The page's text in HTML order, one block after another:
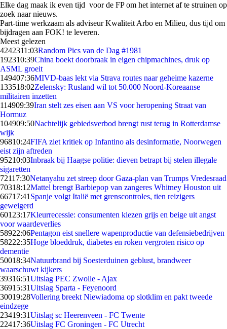
Elke dag maak ik even tijd voor de FP om het internet af te struinen op
zoek naar nieuws.
Part-time werkzaam als adviseur Kwaliteit Arbo en Milieu, dus tijd om
bijdragen aan FOK! te leveren.
Meest gelezen
4242311:03Random Pics van de Dag #1981
192310:39China boekt doorbraak in eigen chipmachines, druk op
ASML groeit
149407:36MIVD-baas lekt via Strava routes naar geheime kazerne
133518:02Zelensky: Rusland wil tot 50.000 Noord-Koreaanse
militairen inzetten
114909:39Iran stelt zes eisen aan VS voor heropening Straat van
Hormuz
104909:50Nachtelijk gebiedsverbod brengt rust terug in Rotterdamse
wijk
96810:24FIFA ziet kritiek op Infantino als desinformatie, Noorwegen
eist zijn aftreden
95210:03Inbraak bij Haagse politie: dieven betrapt bij stelen illegale
sigaretten
72117:30Netanyahu zet streep door Gaza-plan van Trumps Vredesraad
70318:12Mattel brengt Barbiepop van zangeres Whitney Houston uit
66717:41 Spanje volgt Italië met grenscontroles, tien reizigers
geweigerd
601 23:17Kleurrecessie: consumenten kiezen grijs en beige uit angst
voor waardeverlies
58922:06Pentagon eist snellere wapenproductie van defensiebedrijven
58222:35Hoge bloeddruk, diabetes en roken vergroten risico op
dementie
50018:34Natuurbrand bij Soesterduinen geblust, brandweer
waarschuwt kijkers
39316:51Uitslag PEC Zwolle - Ajax
36915:31Uitslag Sparta - Feyenoord
30019:28Vollering breekt Niewiadoma op slotklim en pakt tweede
eindzege
23419:31Uitslag sc Heerenveen - FC Twente
22417:36Uitslag FC Groningen - FC Utrecht